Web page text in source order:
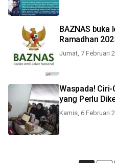
BAZNAS buka
Ramadhan
Jumat, 7 Februari
Waspada!
yang Perlu
Kamis, 6 Februari